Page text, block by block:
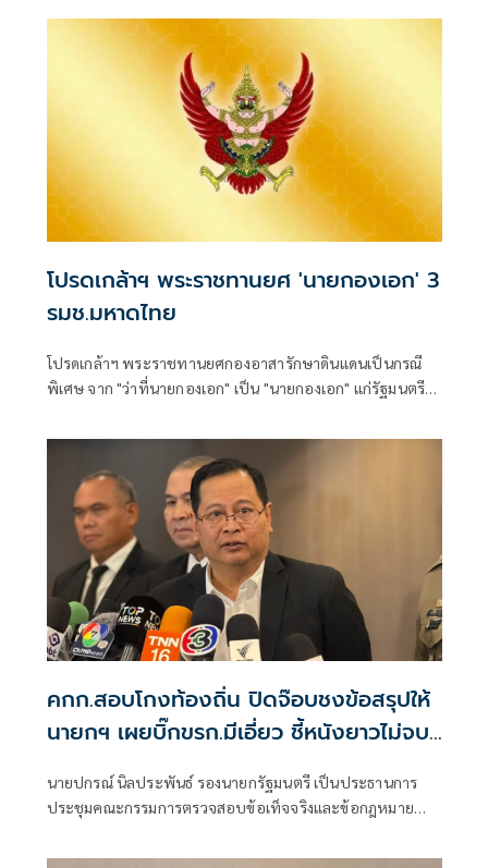
กลางการสอบแข่งขันพนักงานส่วนท้องถิ่น (กสถ.) ที่ให้ยกเลิก
บัญชีผู้สอบแข่งขันพนักงานส่วนท้องถิ่นเดิม และประกาศบัญชี
โปรดเกล้าฯ พระราชทานยศ 'นายกองเอก' 3
รมช.มหาดไทย
โปรดเกล้าฯ พระราชทานยศกองอาสารักษาดินแดนเป็นกรณี
พิเศษ จาก "ว่าที่นายกองเอก" เป็น "นายกองเอก" แก่รัฐมนตรี
คกก.สอบโกงท้องถิ่น ปิดจ๊อบชงข้อสรุปให้
นายกฯ เผยบิ๊กขรก.มีเอี่ยว ชี้หนังยาวไม่จบ
นายปกรณ์ นิลประพันธ์ รองนายกรัฐมนตรี เป็นประธานการ
ประชุมคณะกรรมการตรวจสอบข้อเท็จจริงและข้อกฎหมาย
พนักงานส่วนท้องถิ่น ปี 2568 ครั้งที่ 4